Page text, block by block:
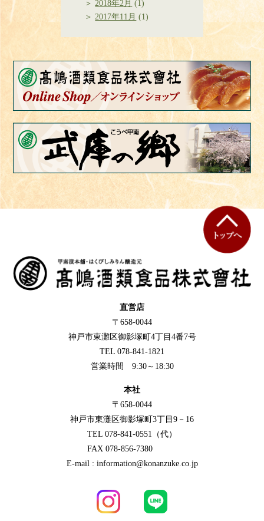
2018年2月 (1)
2017年11月 (1)
直営店
〒658-0044
神戸市東灘区御影塚町4丁目4番7号
TEL 078-841-1821
営業時間 9:30～18:30
本社
〒658-0044
神戸市東灘区御影塚町3丁目9－16
TEL 078-841-0551（代）
FAX 078-856-7380
E-mail : information@konanzuke.co.jp